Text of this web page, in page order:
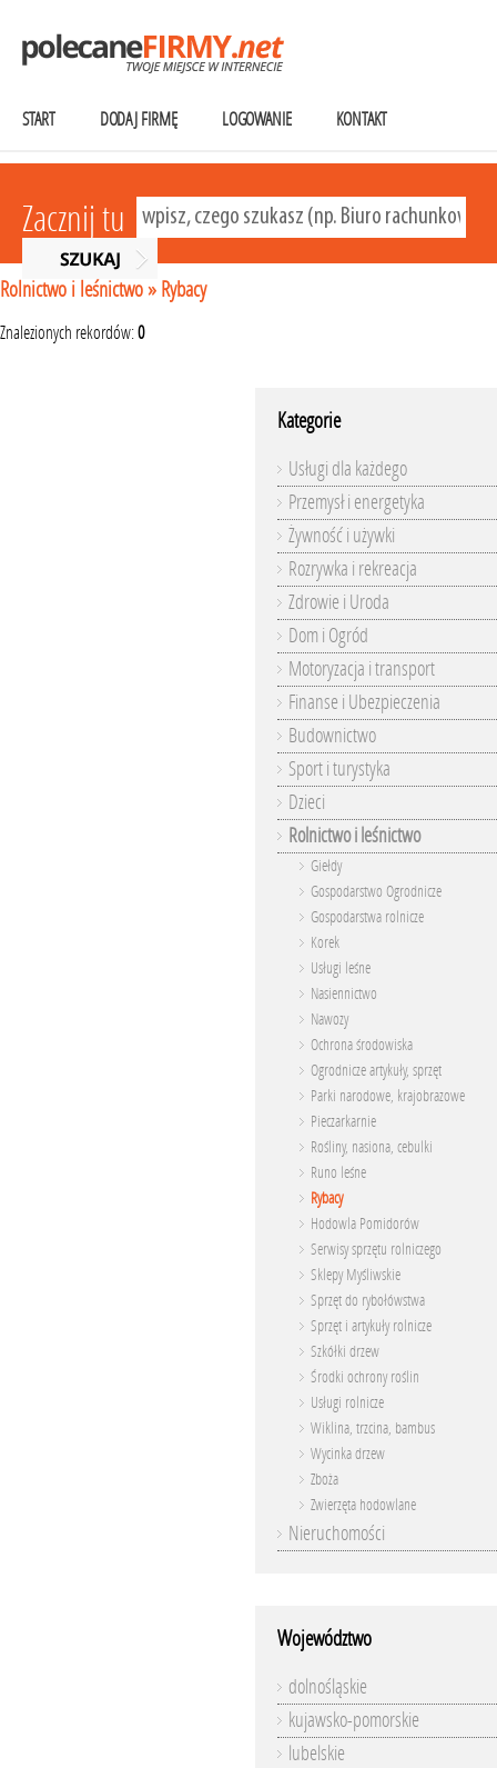
START DODAJ FIRMĘ LOGOWANIE KONTAKT
Zacznij tu
Rolnictwo i leśnictwo» Rybacy
Znalezionych rekordów:0
Kategorie
Usługi dla każdego
Przemysł i energetyka
Żywność i używki
Rozrywka i rekreacja
Zdrowie i Uroda
Dom i Ogród
Motoryzacja i transport
Finanse i Ubezpieczenia
Budownictwo
Sport i turystyka
Dzieci
Rolnictwo i leśnictwo
Giełdy
Gospodarstwo Ogrodnicze
Gospodarstwa rolnicze
Korek
Usługi leśne
Nasiennictwo
Nawozy
Ochrona środowiska
Ogrodnicze artykuły, sprzęt
Parki narodowe, krajobrazowe
Pieczarkarnie
Rośliny, nasiona, cebulki
Runo leśne
Rybacy
Hodowla Pomidorów
Serwisy sprzętu rolniczego
Sklepy Myśliwskie
Sprzęt do rybołówstwa
Sprzęt i artykuły rolnicze
Szkółki drzew
Środki ochrony roślin
Usługi rolnicze
Wiklina, trzcina, bambus
Wycinka drzew
Zboża
Zwierzęta hodowlane
Nieruchomości
Województwo
dolnośląskie
kujawsko-pomorskie
lubelskie